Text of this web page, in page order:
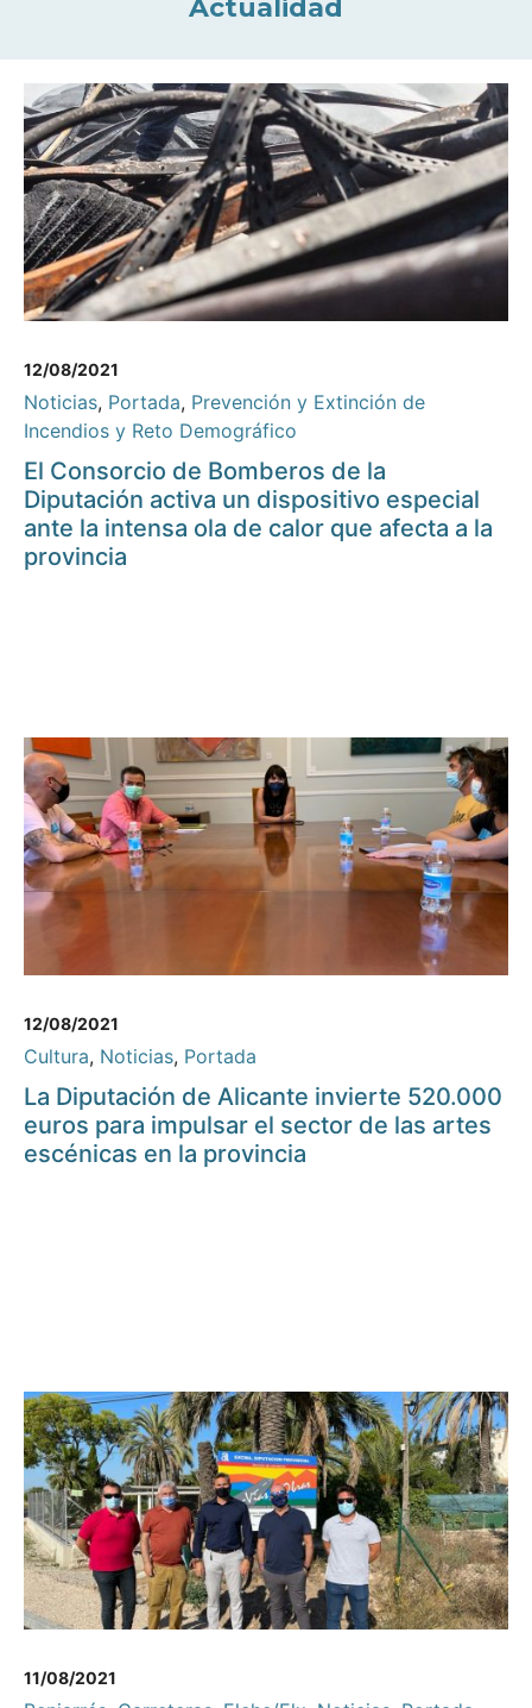
Actualidad
12/08/2021
Noticias, Portada, Prevención y Extinción de
Incendios y Reto Demográfico
El Consorcio de Bomberos de la
Diputación activa un dispositivo especial
ante la intensa ola de calor que afecta a la
provincia
12/08/2021
Cultura, Noticias, Portada
La Diputación de Alicante invierte 520.000
euros para impulsar el sector de las artes
escénicas en la provincia
11/08/2021